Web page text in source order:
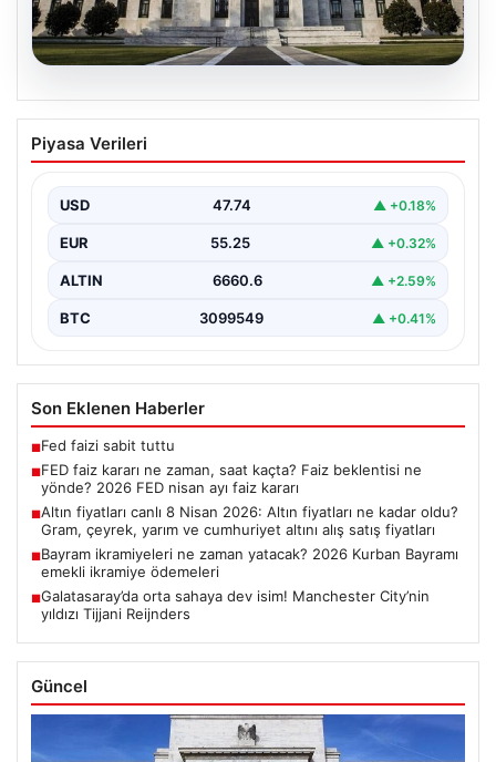
07.08.2026
FED faiz kararı ne zaman, saat kaçta?
Faiz beklentisi ne yönde? 2026 FED
Piyasa Verileri
USD 47.74 ▲ +0.18%
EUR 55.25 ▲ +0.32%
ALTIN 6660.6 ▲ +2.59%
BTC 3099549 ▲ +0.41%
Son Eklenen Haberler
■Fed faizi sabit tuttu
■FED faiz kararı ne zaman, saat kaçta? Faiz beklentisi ne
yönde? 2026 FED nisan ayı faiz kararı
■Altın fiyatları canlı 8 Nisan 2026: Altın fiyatları ne kadar oldu?
Gram, çeyrek, yarım ve cumhuriyet altını alış satış fiyatları
■Bayram ikramiyeleri ne zaman yatacak? 2026 Kurban Bayramı
emekli ikramiye ödemeleri
■Galatasaray’da orta sahaya dev isim! Manchester City’nin
yıldızı Tijjani Reijnders
Güncel